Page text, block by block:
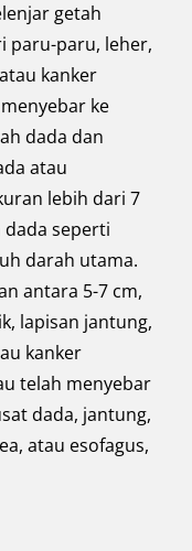
getah
paru-paru, leher,
kanker
ke
dada dan
atau
lebih dari 7
dada seperti
darah utama.
antara 5-7 cm,
lapisan jantung,
kanker
telah menyebar
dada, jantung,
atau esofagus,